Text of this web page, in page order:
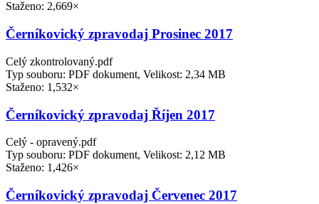
Staženo: 2,669×
Černíkovický zpravodaj Prosinec 2017
Celý zkontrolovaný.pdf
Typ souboru: PDF dokument, Velikost: 2,34 MB
Staženo: 1,532×
Černíkovický zpravodaj Říjen 2017
Celý - opravený.pdf
Typ souboru: PDF dokument, Velikost: 2,12 MB
Staženo: 1,426×
Černíkovický zpravodaj Červenec 2017